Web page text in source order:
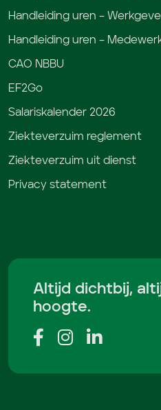
Handleiding uren –
Handleiding uren –
CAO NBBU
EF2Go
Salariskalender 2026
Ziekteverzuim reglement
Ziekteverzuim uit dienst
Privacy statement
Altijd dichtbij,
hoogte.